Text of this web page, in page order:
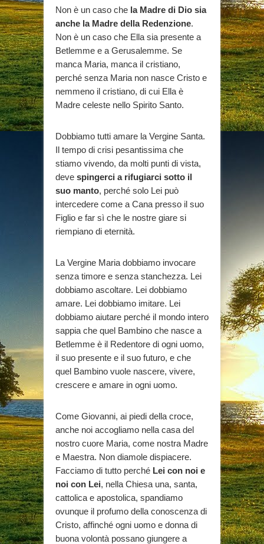
Non è un caso che la Madre di Dio sia
anche la Madre della Redenzione.
Non è un caso che Ella sia presente a
Betlemme e a Gerusalemme. Se
manca Maria, manca il cristiano,
perché senza Maria non nasce Cristo e
nemmeno il cristiano, di cui Ella è
Madre celeste nello Spirito Santo.
Dobbiamo tutti amare la Vergine Santa.
Il tempo di crisi pesantissima che
stiamo vivendo, da molti punti di vista,
deve spingerci a rifugiarci sotto il
suo manto, perché solo Lei può
intercedere come a Cana presso il suo
Figlio e far sì che le nostre giare si
riempiano di eternità.
La Vergine Maria dobbiamo invocare
senza timore e senza stanchezza. Lei
dobbiamo ascoltare. Lei dobbiamo
amare. Lei dobbiamo imitare. Lei
dobbiamo aiutare perché il mondo intero
sappia che quel Bambino che nasce a
Betlemme è il Redentore di ogni uomo,
il suo presente e il suo futuro, e che
quel Bambino vuole nascere, vivere,
crescere e amare in ogni uomo.
Come Giovanni, ai piedi della croce,
anche noi accogliamo nella casa del
nostro cuore Maria, come nostra Madre
e Maestra. Non diamole dispiacere.
Facciamo di tutto perché Lei con noi e
noi con Lei, nella Chiesa una, santa,
cattolica e apostolica, spandiamo
ovunque il profumo della conoscenza di
Cristo, affinché ogni uomo e donna di
buona volontà possano giungere a